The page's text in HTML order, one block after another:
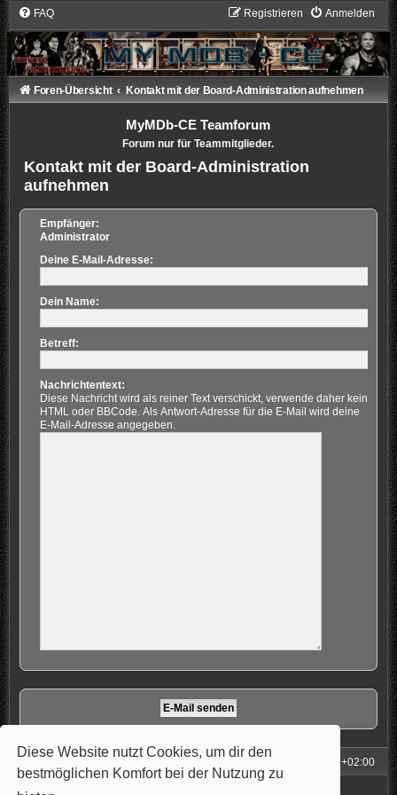
Diese Website nutzt Cookies, um dir den
bestmöglichen Komfort bei der Nutzung zu
FAQ Anmelden
Registrieren
Foren-Übersicht Kontakt mit der Board-Administration aufnehmen
MyMDb-CE Teamforum
Forum nur für Teammitglieder.
Kontakt mit der Board-Administration
aufnehmen
Empfänger:
Administrator
Deine E-Mail-Adresse:
Dein Name:
Betreff:
Nachrichtentext:
Diese Nachricht wird als reiner Text verschickt, verwende daher kein
HTML oder BBCode. Als Antwort-Adresse für die E-Mail wird deine
E-Mail-Adresse angegeben.
UTC+02:00
Powered by